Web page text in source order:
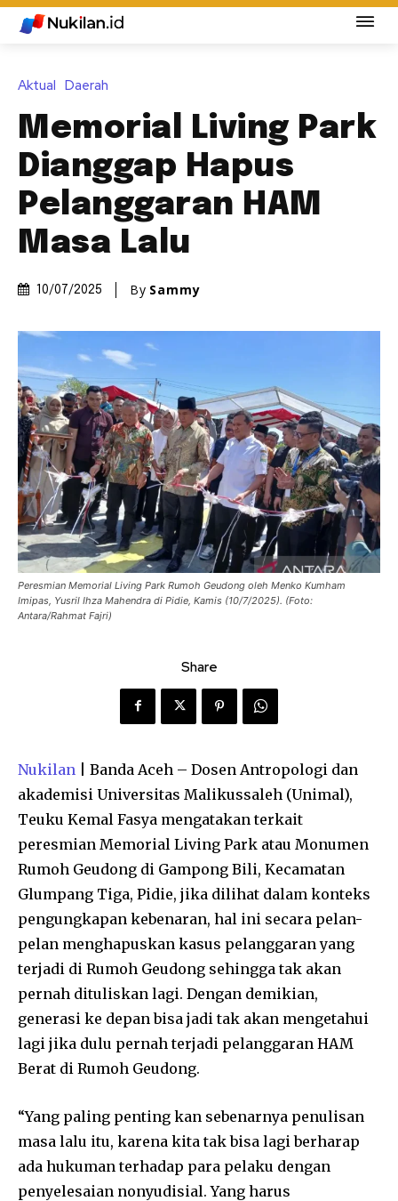
Aktual Daerah
Memorial Living Park
Dianggap Hapus
Pelanggaran HAM
Masa Lalu
10/07/2025 By Sammy
Peresmian Memorial Living Park Rumoh Geudong oleh Menko Kumham
Imipas, Yusril Ihza Mahendra di Pidie, Kamis (10/7/2025). (Foto:
Antara/Rahmat Fajri)
Share
Nukilan | Banda Aceh – Dosen Antropologi dan
akademisi Universitas Malikussaleh (Unimal),
Teuku Kemal Fasya mengatakan terkait
peresmian Memorial Living Park atau Monumen
Rumoh Geudong di Gampong Bili, Kecamatan
Glumpang Tiga, Pidie, jika dilihat dalam konteks
pengungkapan kebenaran, hal ini secara pelan-
pelan menghapuskan kasus pelanggaran yang
terjadi di Rumoh Geudong sehingga tak akan
pernah dituliskan lagi. Dengan demikian,
generasi ke depan bisa jadi tak akan mengetahui
lagi jika dulu pernah terjadi pelanggaran HAM
Berat di Rumoh Geudong.
“Yang paling penting kan sebenarnya penulisan
masa lalu itu, karena kita tak bisa lagi berharap
ada hukuman terhadap para pelaku dengan
penyelesaian nonyudisial. Yang harus